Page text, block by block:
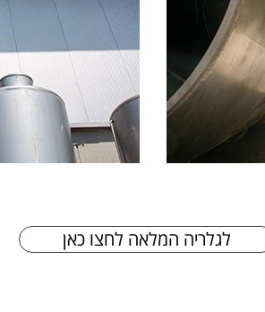
לגלריה המלאה לחצו כאן